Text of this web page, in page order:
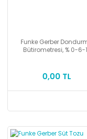
Funke Gerber
Bütirometresi, % 0-6-
0,00 TL